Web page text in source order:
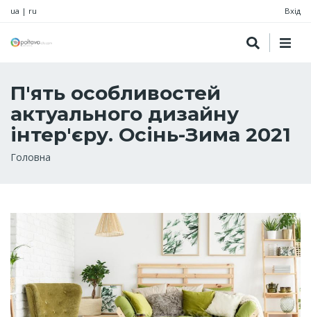
ua | ru Вхід
П'ять особливостей
актуального дизайну
інтер'єру. Осінь-Зима 2021
Рядок
Головна